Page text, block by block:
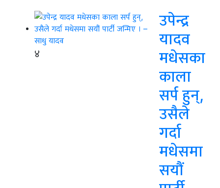
४
उपेन्द्र
यादव
मधेसका
काला
सर्प हुन्,
उसैले
गर्दा
मधेसमा
सयौं